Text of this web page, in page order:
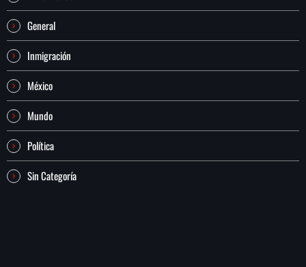
General
Inmigración
México
Mundo
Política
Sin Categoría